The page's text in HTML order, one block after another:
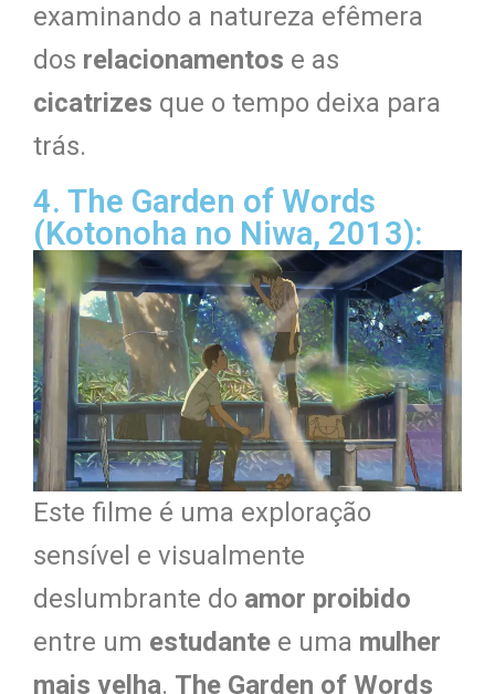
examinando a natureza efêmera
dos relacionamentos e as
cicatrizes que o tempo deixa para
trás.
4. The Garden of Words
(Kotonoha no Niwa, 2013):
Este filme é uma exploração
sensível e visualmente
deslumbrante do amor proibido
entre um estudante e uma mulher
mais velha. The Garden of Words